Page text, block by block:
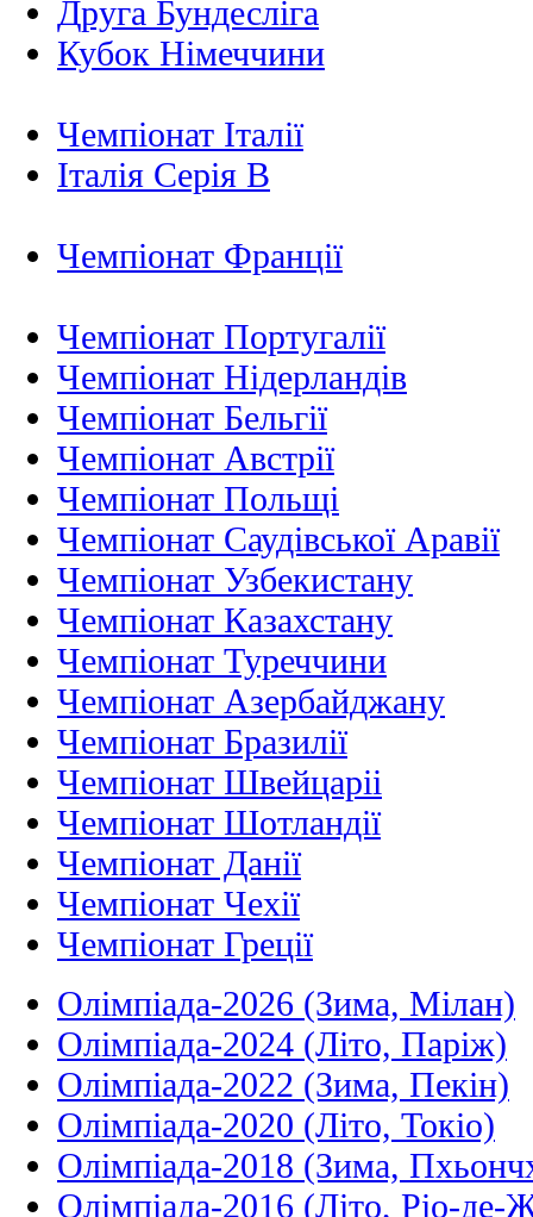
Друга Бундесліга
Кубок Німеччини
Чемпіонат Італії
Італія Серія B
Чемпіонат Франції
Чемпіонат Португалії
Чемпіонат Нідерландiв
Чемпіонат Бельгії
Чемпіонат Австрії
Чемпіонат Польщі
Чемпіонат Саудівської Аравії
Чемпіонат Узбекистану
Чемпіонат Казахстану
Чемпіонат Туреччини
Чемпіонат Азербайджану
Чемпіонат Бразилії
Чемпіонат Швейцаріі
Чемпіонат Шотландії
Чемпіонат Данії
Чемпіонат Чехії
Чемпіонат Греції
Олімпіада-2026 (Зима, Мілан)
Олімпіада-2024 (Літо, Паріж)
Олімпіада-2022 (Зима, Пекін)
Олімпіада-2020 (Літо, Токіо)
Олімпіада-2018 (Зима,
Олімпіада-2016 (Літо, Ріо-де-